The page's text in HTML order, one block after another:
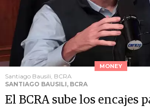
MONEY
Santiago Bausili, BCRA
SANTIAGO BAUSILI, BCRA
El BCRA sube los encajes